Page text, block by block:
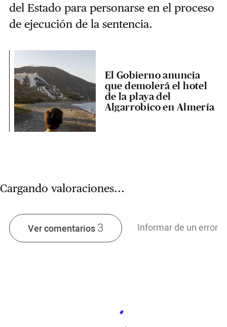
del Estado para personarse en el proceso
de ejecución de la sentencia.
El Gobierno anuncia
que demolerá el hotel
de la playa del
Algarrobico en Almería
Cargando valoraciones...
Ver comentarios3 Informar de un error